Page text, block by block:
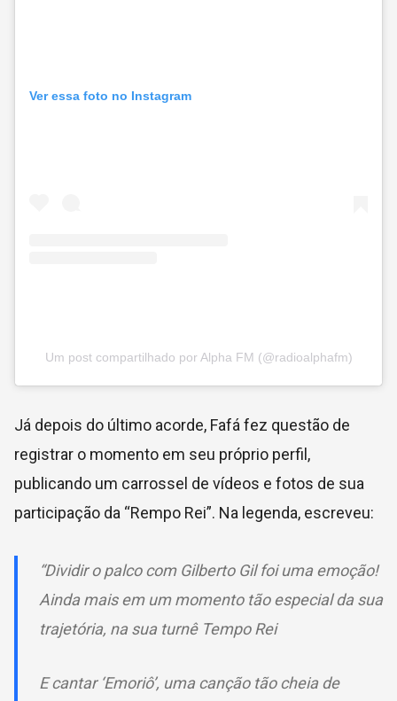
Ver essa foto no Instagram
Um post compartilhado por Alpha FM (@radioalphafm)
Já depois do último acorde, Fafá fez questão de
registrar o momento em seu próprio perfil,
publicando um carrossel de vídeos e fotos de sua
participação da “Rempo Rei”. Na legenda, escreveu:
“Dividir o palco com Gilberto Gil foi uma emoção!
Ainda mais em um momento tão especial da sua
trajetória, na sua turnê Tempo Rei
E cantar ‘Emoriô’, uma canção tão cheia de